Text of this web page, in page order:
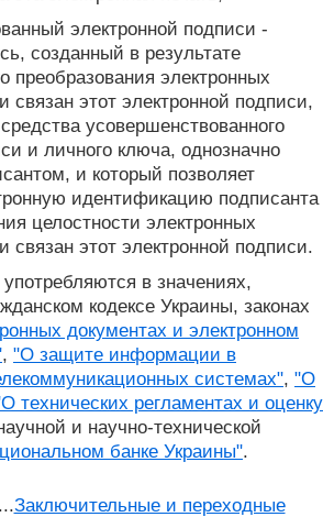
электронной подписи -
созданный в результате
преобразования электронных
связан этот электронной подписи,
усовершенствованного
и личного ключа, однозначно
и который позволяет
идентификацию подписанта
целостности электронных
связан этот электронной подписи.
в значениях,
кодексе Украины, законах
документах и ​​электронном
, "О защите информации в
системах", "О
технических регламентах и ​​оценку
и научно-технической
банке Украины".
...Заключительные и переходные